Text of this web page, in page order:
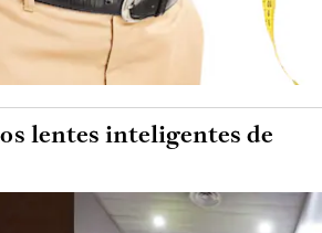
lentes inteligentes de